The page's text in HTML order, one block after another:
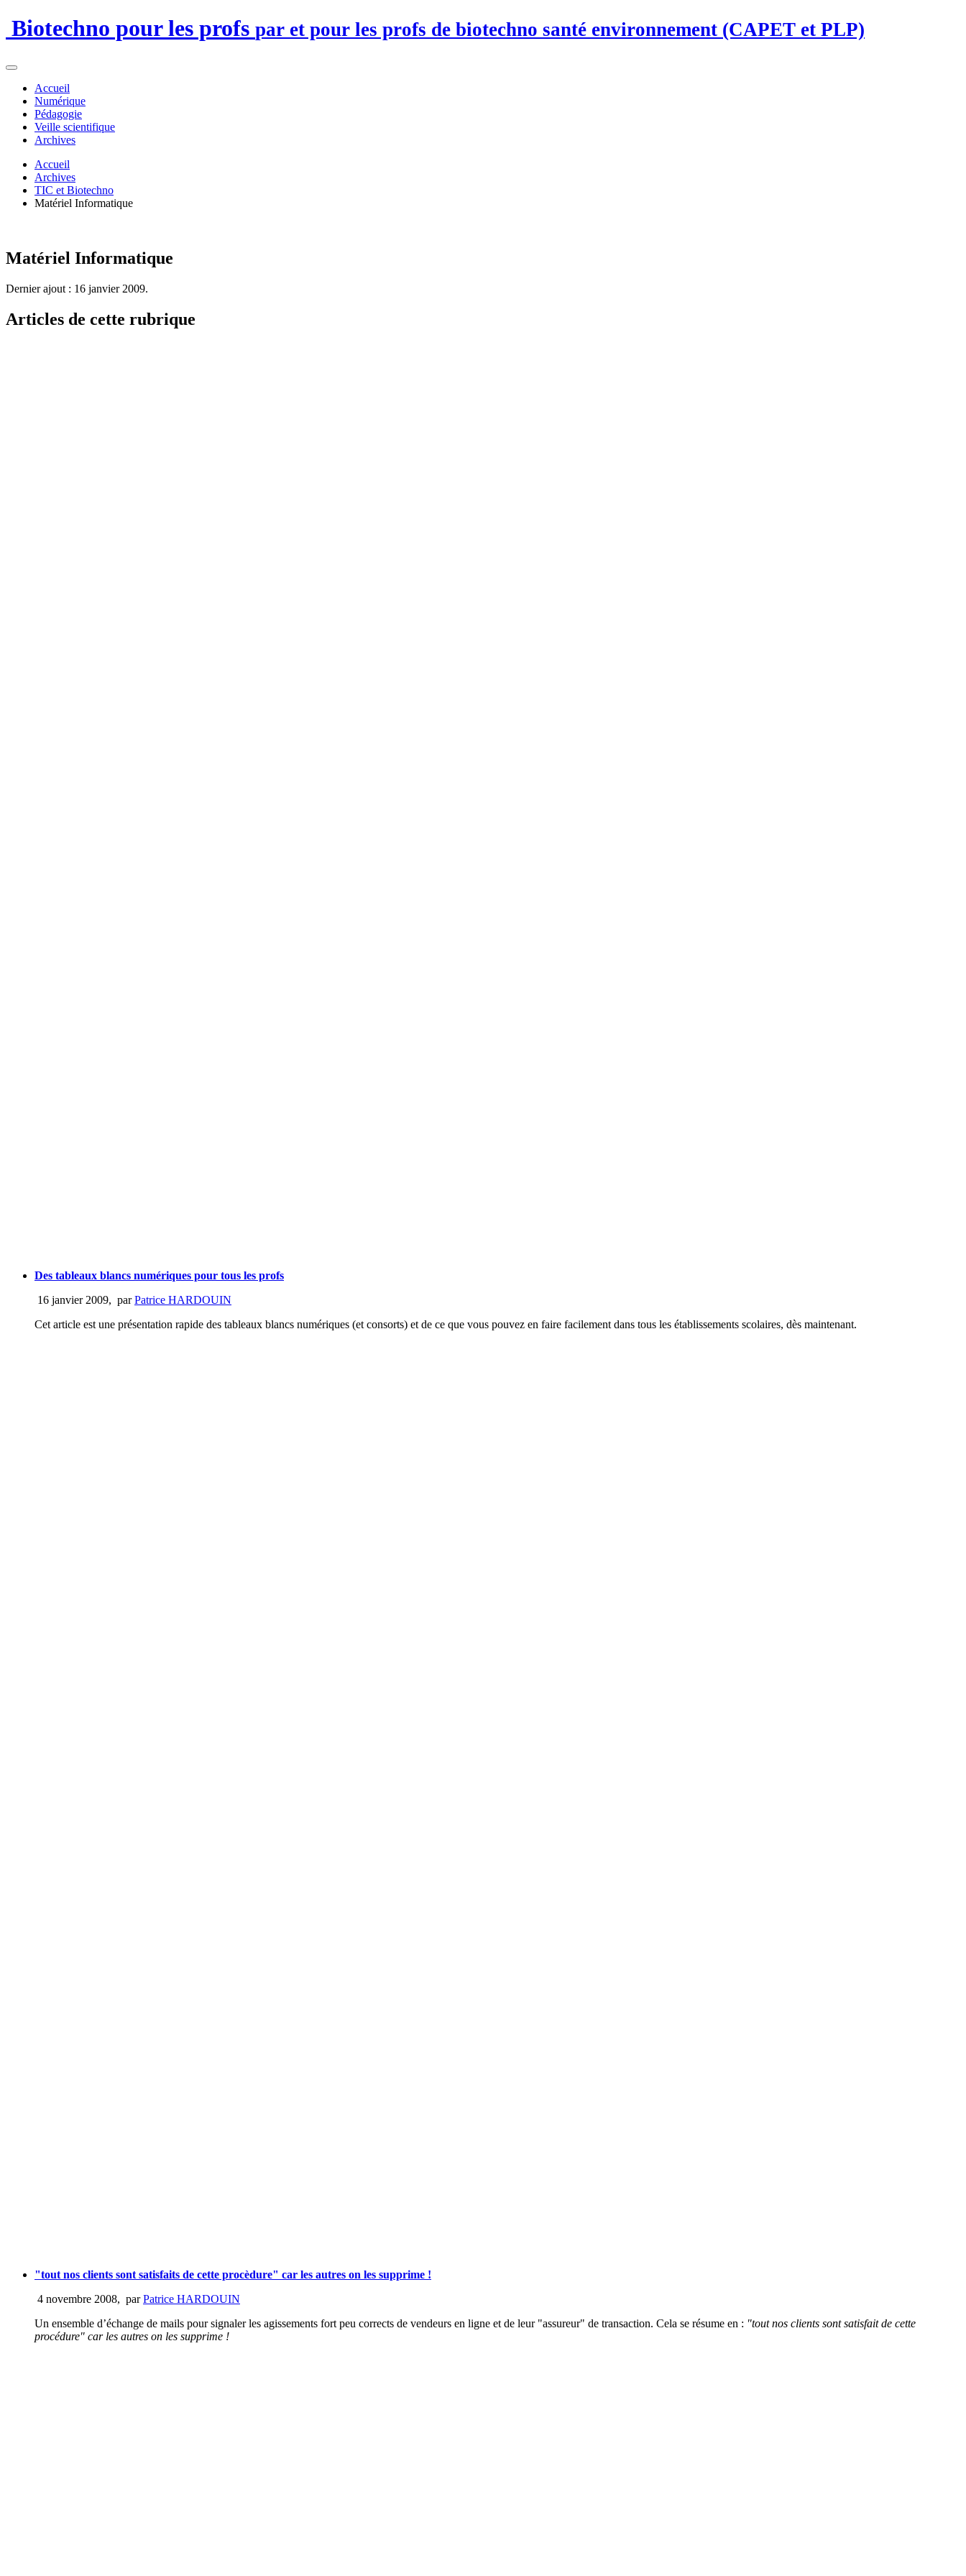
Biotechno pour les profs par et pour les profs de biotechno santé environnement (CAPET et PLP)
Accueil
Numérique
Pédagogie
Veille scientifique
Archives
Accueil
Archives
TIC et Biotechno
Matériel Informatique
Matériel Informatique
Dernier ajout : 16 janvier 2009.
Articles de cette rubrique
Des tableaux blancs numériques pour tous les profs
16 janvier 2009, parPatrice HARDOUIN
Cet article est une présentation rapide des tableaux blancs numériques (et consorts) et de ce que vous pouvez en faire facilement dans tous les établissements scolaires, dès maintenant.
"tout nos clients sont satisfaits de cette procèdure" car les autres on les supprime !
4 novembre 2008, parPatrice HARDOUIN
Un ensemble d’échange de mails pour signaler les agissements fort peu corrects de vendeurs en ligne et de leur "assureur" de transaction. Cela se résume en : "tout nos clients sont satisfait de cette
procédure" car les autres on les supprime !